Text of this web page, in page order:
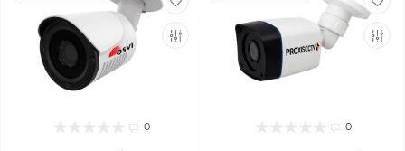
0 0